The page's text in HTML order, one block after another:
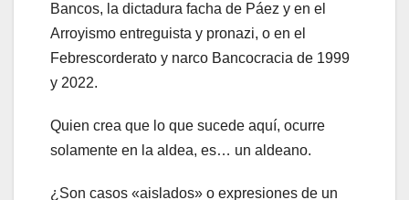
Bancos, la dictadura facha de Páez y en el
Arroyismo entreguista y pronazi, o en el
Febrescorderato y narco Bancocracia de 1999
y 2022.
Quien crea que lo que sucede aquí, ocurre
solamente en la aldea, es… un aldeano.
¿Son casos «aislados» o expresiones de un